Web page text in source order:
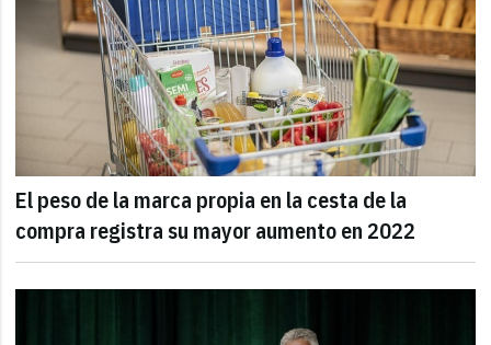
El peso de la marca propia en la cesta de la
compra registra su mayor aumento en 2022